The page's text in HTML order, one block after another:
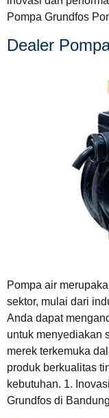
Pompa Grundfos
Dealer
Pompa air
sektor, mulai dari
Anda dapat
untuk menyediakan
merek terkemuka
produk berkualitas
kebutuhan. 1.
Grundfos di